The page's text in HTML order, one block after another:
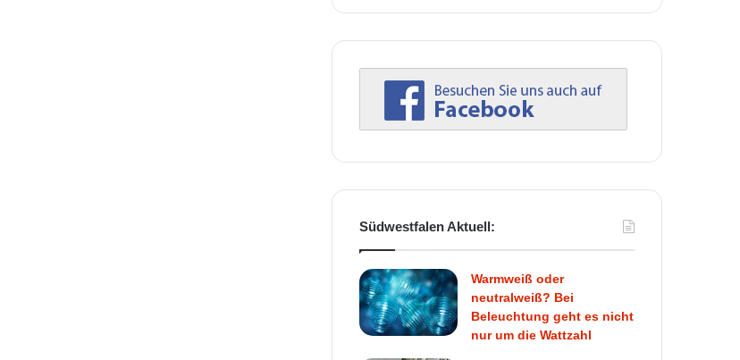
Südwestfalen Aktuell:
Warmweiß oder
neutralweiß? Bei
Beleuchtung geht es nicht
nur um die Wattzahl